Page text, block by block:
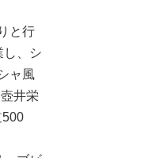
と行
し、シ
ャ風
井栄
500